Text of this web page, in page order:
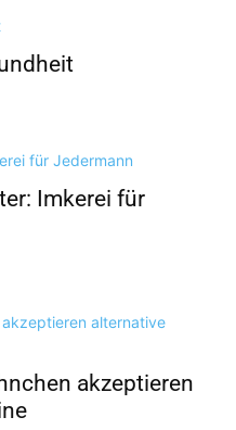
Imkerei für
akzeptieren